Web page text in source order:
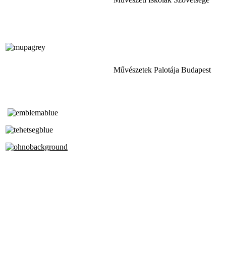
Művészetek Palotája Budapest